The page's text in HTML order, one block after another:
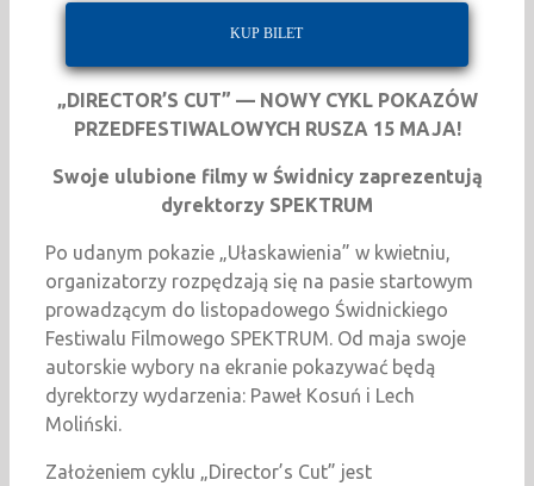
KUP BILET
„DIRECTOR’S CUT” — NOWY CYKL POKAZÓW
PRZEDFESTIWALOWYCH RUSZA 15 MAJA!
Swoje ulubione filmy w Świdnicy zaprezentują
dyrektorzy SPEKTRUM
Po udanym pokazie „Ułaskawienia” w kwietniu,
organizatorzy rozpędzają się na pasie startowym
prowadzącym do listopadowego Świdnickiego
Festiwalu Filmowego SPEKTRUM. Od maja swoje
autorskie wybory na ekranie pokazywać będą
dyrektorzy wydarzenia: Paweł Kosuń i Lech
Moliński.
Założeniem cyklu „Director’s Cut” jest